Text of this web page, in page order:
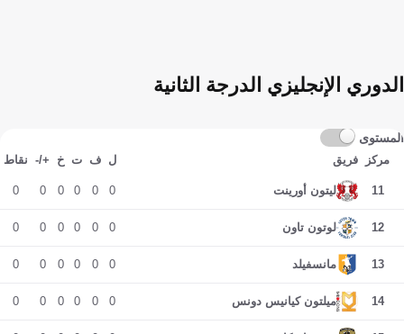
الدوري الإنجليزي الدرجة الثانية
المستوى
مركز فريق ل ف ت خ +/- نقاط
11 ليتون أورينت 0
0
0
0
0
0
12 لوتون تاون 0
0
0
0
0
0
13 مانسفيلد 0
0
0
0
0
0
14 ميلتون كيانيس دونس 0
0
0
0
0
0